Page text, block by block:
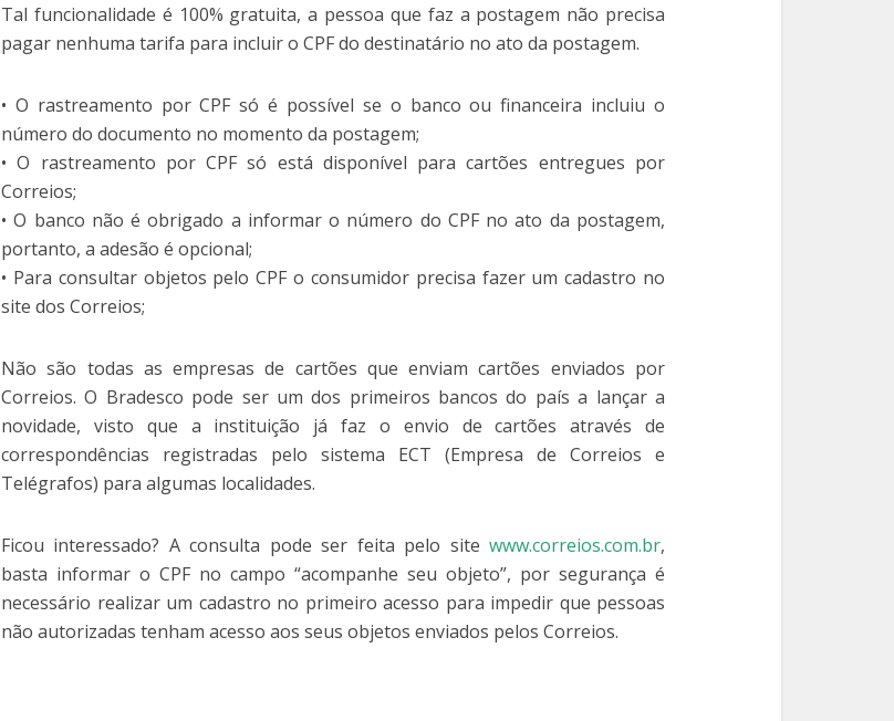
Tal funcionalidade é 100% gratuita, a pessoa que faz a postagem não precisa
pagar nenhuma tarifa para incluir o CPF do destinatário no ato da postagem.
• O rastreamento por CPF só é possível se o banco ou financeira incluiu o
número do documento no momento da postagem;
• O rastreamento por CPF só está disponível para cartões entregues por
Correios;
• O banco não é obrigado a informar o número do CPF no ato da postagem,
portanto, a adesão é opcional;
• Para consultar objetos pelo CPF o consumidor precisa fazer um cadastro no
site dos Correios;
Não são todas as empresas de cartões que enviam cartões enviados por
Correios. O Bradesco pode ser um dos primeiros bancos do país a lançar a
novidade, visto que a instituição já faz o envio de cartões através de
correspondências registradas pelo sistema ECT (Empresa de Correios e
Telégrafos) para algumas localidades.
Ficou interessado? A consulta pode ser feita pelo site www.correios.com.br,
basta informar o CPF no campo “acompanhe seu objeto”, por segurança é
necessário realizar um cadastro no primeiro acesso para impedir que pessoas
não autorizadas tenham acesso aos seus objetos enviados pelos Correios.